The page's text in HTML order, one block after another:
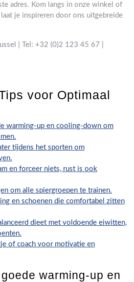
adres. Kom langs in onze winkel of
je inspireren door ons uitgebreide
| Tel: +32 (0)2 123 45 67 |
voor Optimaal
warming-up en cooling-down om
tijdens het sporten om
en forceer niets, rust is ook
om alle spiergroepen te trainen.
en schoenen die comfortabel zitten
dieet met voldoende eiwitten,
of coach voor motivatie en
warming-up en